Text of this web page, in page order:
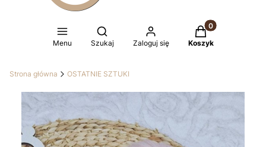
Menu
Otwórz wyszukiwarkę
Szukaj Zaloguj się
Produkty w
Koszyk
Strona główna OSTATNIE SZTUKI